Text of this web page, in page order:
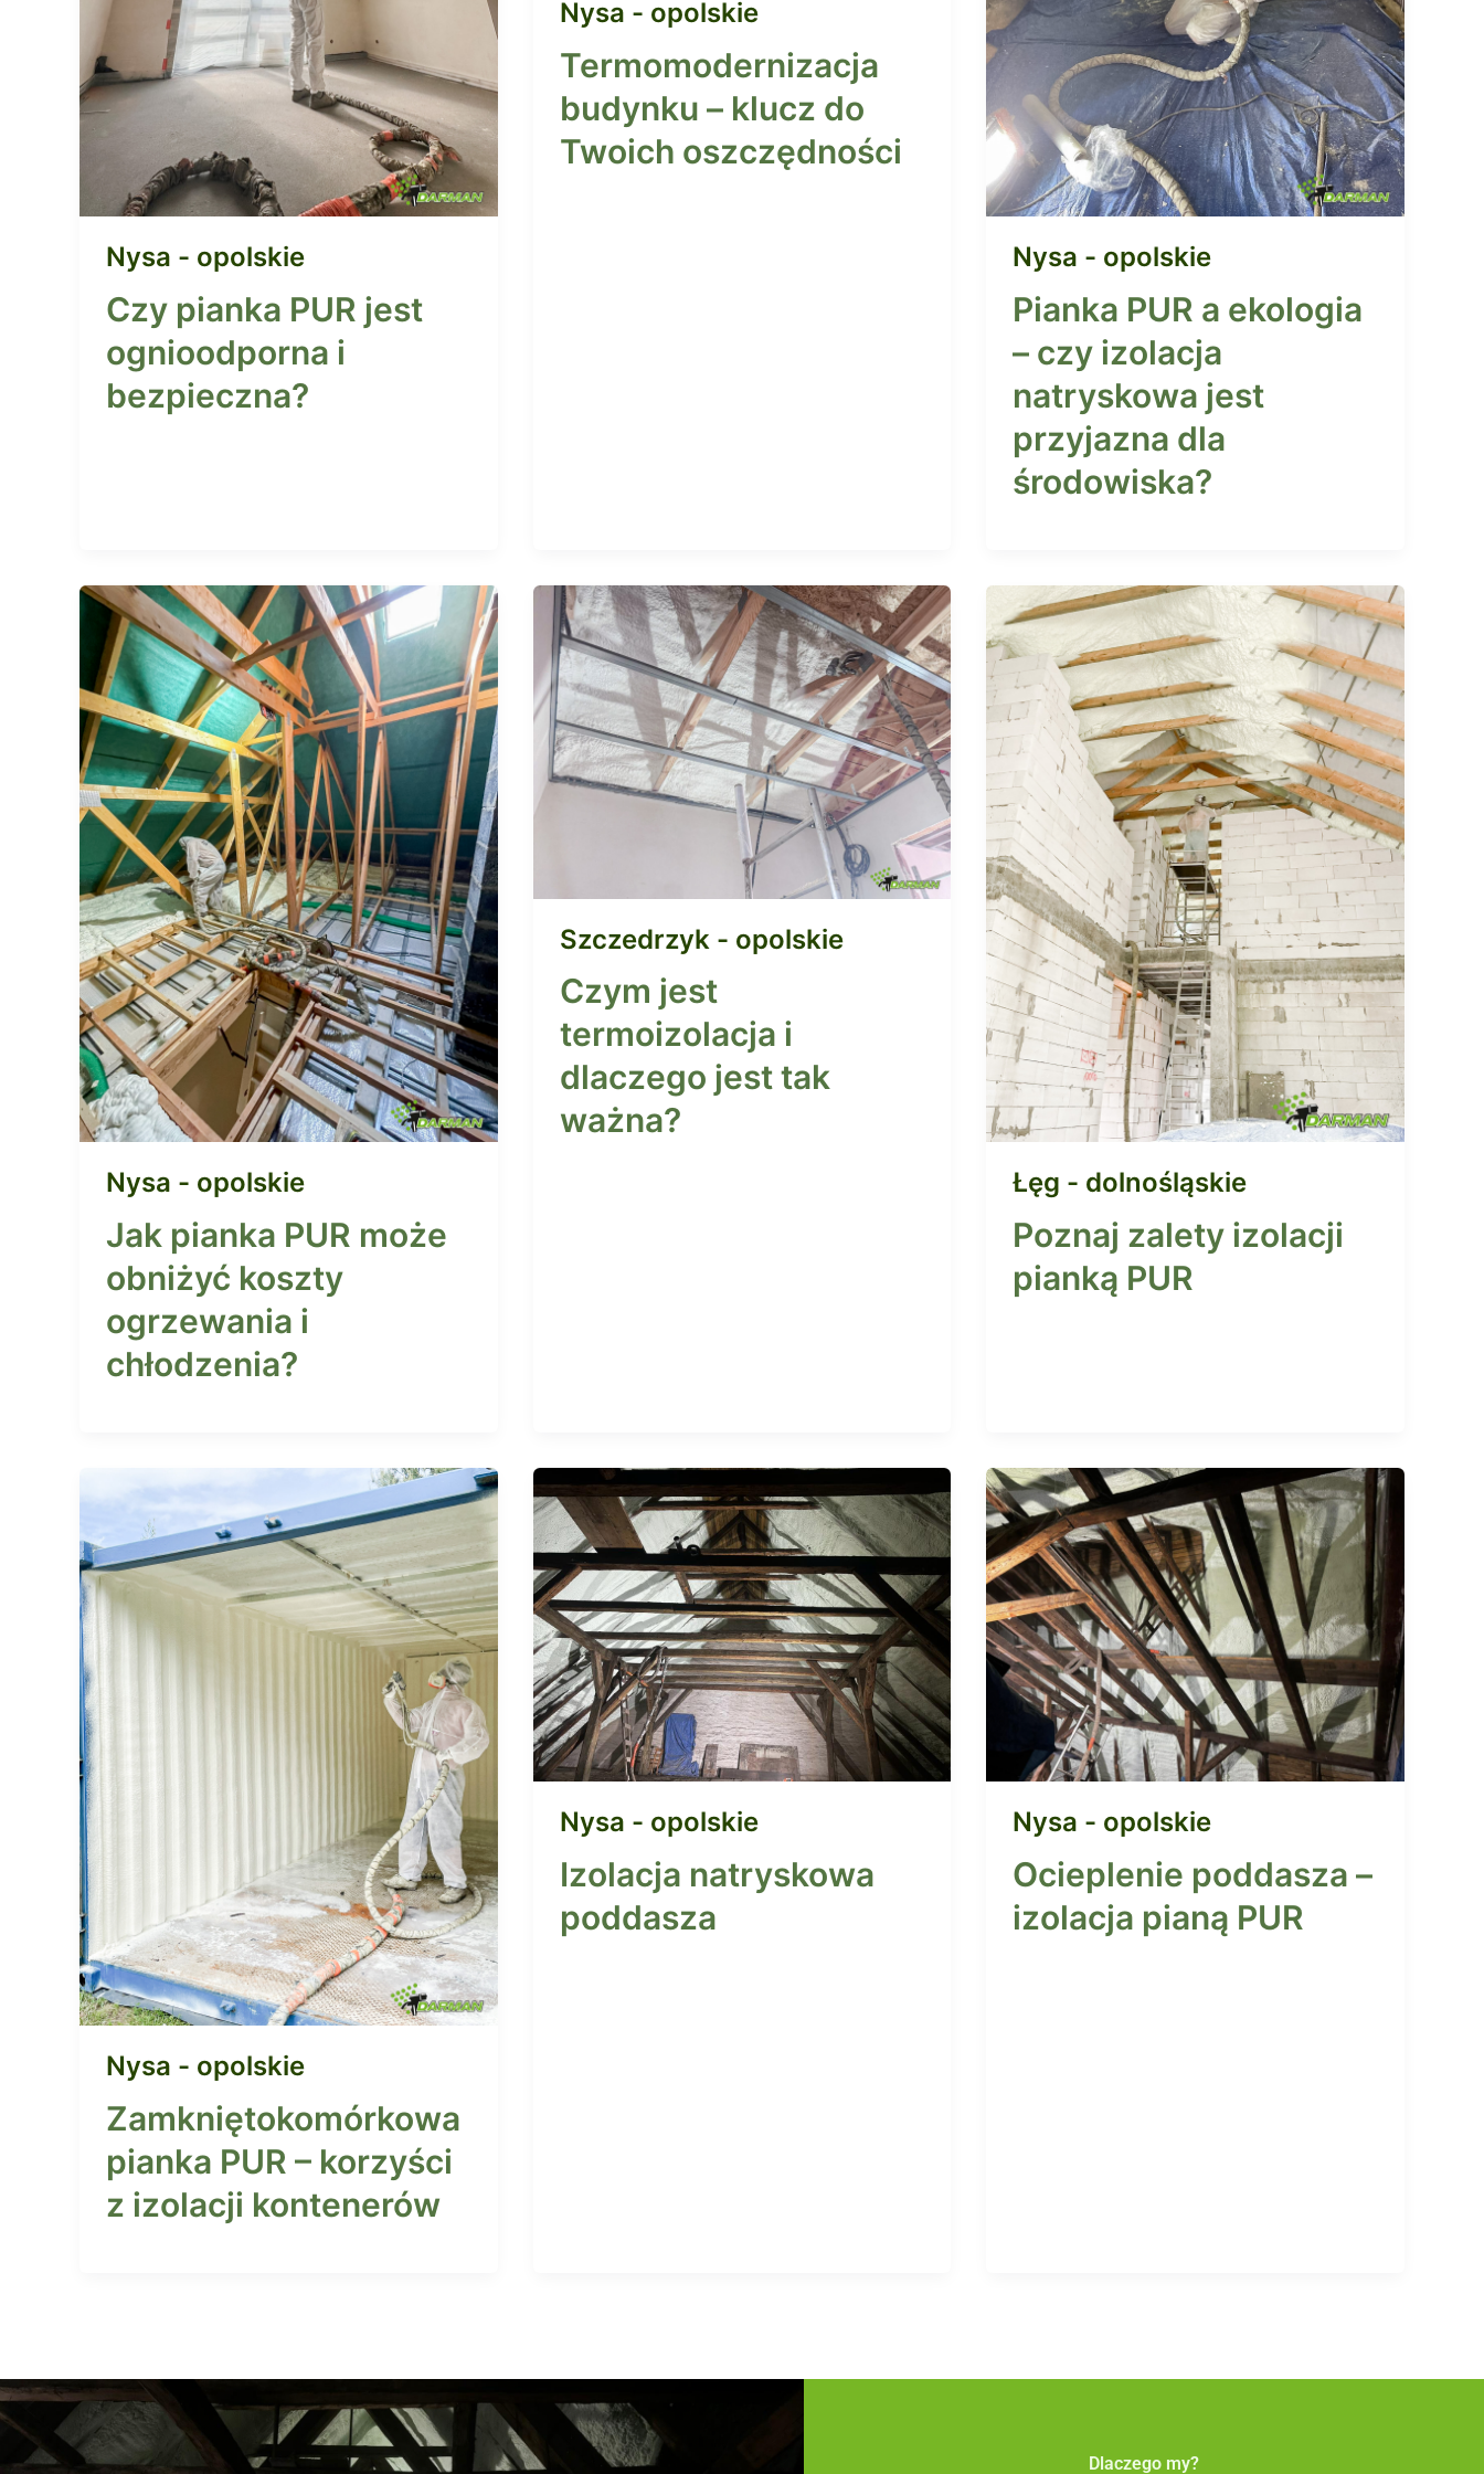
Nysa - opolskie
Czy pianka PUR jest
ognioodporna i
bezpieczna?
Nysa - opolskie
Termomodernizacja
budynku – klucz do
Twoich oszczędności
Nysa - opolskie
Pianka PUR a ekologia
– czy izolacja
natryskowa jest
przyjazna dla
środowiska?
Nysa - opolskie
Jak pianka PUR może
obniżyć koszty
ogrzewania i
chłodzenia?
Szczedrzyk - opolskie
Czym jest
termoizolacja i
dlaczego jest tak
ważna?
Łęg - dolnośląskie
Poznaj zalety izolacji
pianką PUR
Nysa - opolskie
Zamkniętokomórkowa
pianka PUR – korzyści
z izolacji kontenerów
Nysa - opolskie
Izolacja natryskowa
poddasza
Nysa - opolskie
Ocieplenie poddasza –
izolacja pianą PUR
Dlaczego my?